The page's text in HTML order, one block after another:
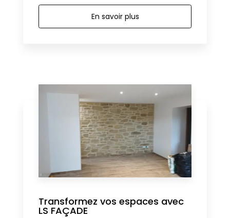
En savoir plus
Transformez vos espaces avec
LS FAÇADE